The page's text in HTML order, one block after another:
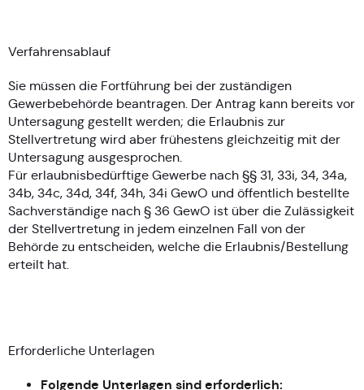
Verfahrensablauf
Sie müssen die Fortführung bei der zuständigen
Gewerbebehörde beantragen. Der Antrag kann bereits vor
Untersagung gestellt werden; die Erlaubnis zur
Stellvertretung wird aber frühestens gleichzeitig mit der
Untersagung ausgesprochen.
Für erlaubnisbedürftige Gewerbe nach §§ 31, 33i, 34, 34a,
34b, 34c, 34d, 34f, 34h, 34i GewO und öffentlich bestellte
Sachverständige nach § 36 GewO ist über die Zulässigkeit
der Stellvertretung in jedem einzelnen Fall von der
Behörde zu entscheiden, welche die Erlaubnis/Bestellung
erteilt hat.
Erforderliche Unterlagen
Folgende Unterlagen sind erforderlich: